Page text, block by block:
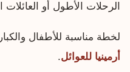
الرحلات الأطول أو
لخطة مناسبة للأطفال
أرمينيا للعوائل.